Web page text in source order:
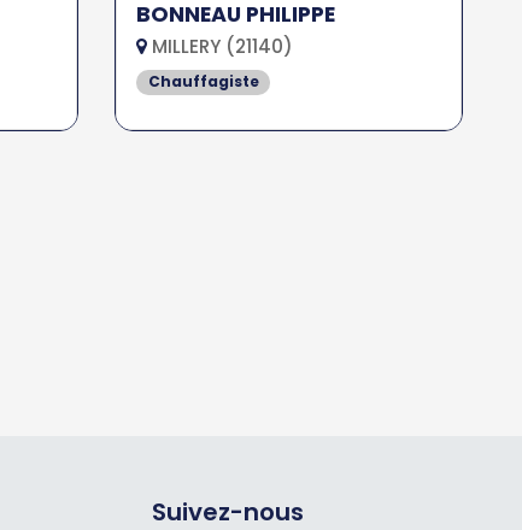
BONNEAU PHILIPPE
MILLERY (21140)
Chauffagiste
Suivez-nous